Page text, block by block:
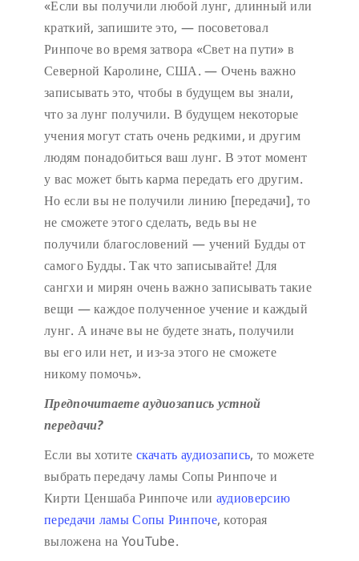
«Если вы получили любой лунг, длинный или
краткий, запишите это, — посоветовал
Ринпоче во время затвора «Свет на пути» в
Северной Каролине, США. — Очень важно
записывать это, чтобы в будущем вы знали,
что за лунг получили. В будущем некоторые
учения могут стать очень редкими, и другим
людям понадобиться ваш лунг. В этот момент
у вас может быть карма передать его другим.
Но если вы не получили линию [передачи], то
не сможете этого сделать, ведь вы не
получили благословений — учений Будды от
самого Будды. Так что записывайте! Для
сангхи и мирян очень важно записывать такие
вещи — каждое полученное учение и каждый
лунг. А иначе вы не будете знать, получили
вы его или нет, и из-за этого не сможете
никому помочь».
Предпочитаете аудиозапись устной
передачи?
Если вы хотите скачать аудиозапись, то можете
выбрать передачу ламы Сопы Ринпоче и
Кирти Ценшаба Ринпоче или аудиоверсию
передачи ламы Сопы Ринпоче, которая
выложена на YouTube.